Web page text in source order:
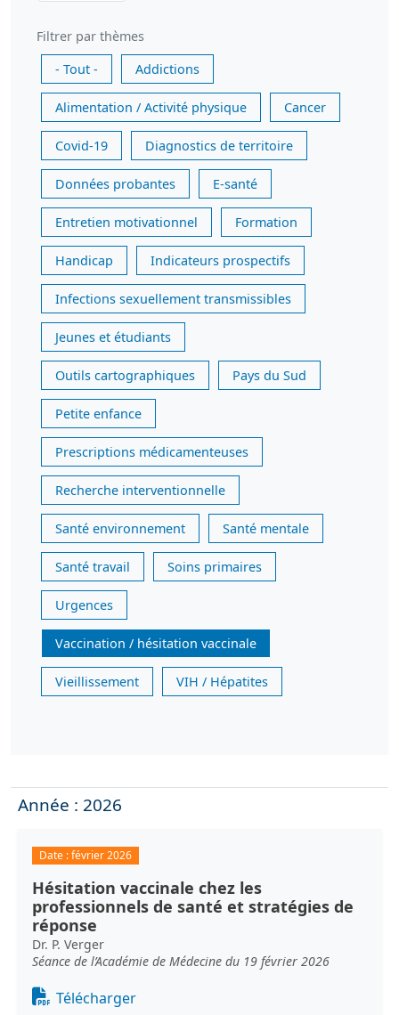
Filtrer par thèmes
- Tout -
Addictions
Alimentation / Activité physique Cancer
Covid-19 Diagnostics de territoire
Données probantes E-santé
Entretien motivationnel Formation
Handicap Indicateurs prospectifs
Infections sexuellement transmissibles
Jeunes et étudiants
Outils cartographiques Pays du Sud
Petite enfance
Prescriptions médicamenteuses
Recherche interventionnelle
Santé environnement Santé mentale
Santé travail Soins primaires
Urgences
Vaccination / hésitation vaccinale
Vieillissement VIH / Hépatites
Année : 2026
Date :février 2026
Hésitation vaccinale chez les
professionnels de santé et stratégies de
réponse
Dr. P. Verger
Séance de l’Académie de Médecine du 19 février 2026
Document
Télécharger